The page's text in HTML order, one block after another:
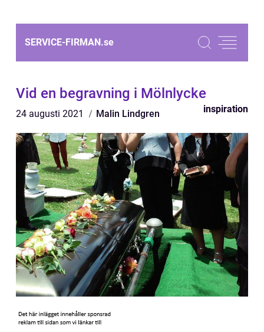
SERVICE-FIRMAN.se
Vid en begravning i Mölnlycke
24 augusti 2021 Malin Lindgren inspiration